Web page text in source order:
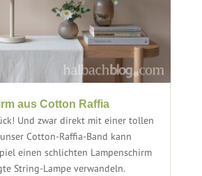
aus Cotton Raffia
Und zwar direkt mit einer tollen
Cotton-Raffia-Band kann
einen schlichten Lampenschirm
String-Lampe verwandeln.